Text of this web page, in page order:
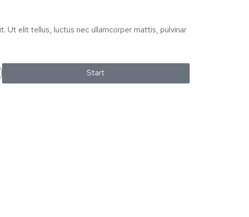
elit tellus, luctus nec ullamcorper mattis, pulvinar
Start